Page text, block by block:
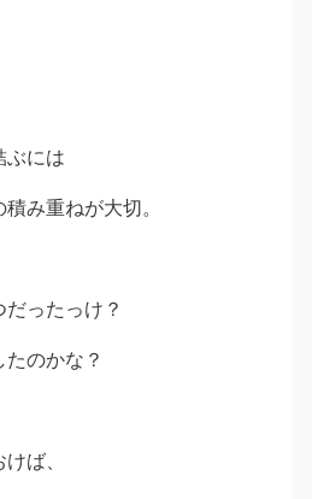
ぶには
み重ねが大切。
ったっけ？
のかな？
ば、